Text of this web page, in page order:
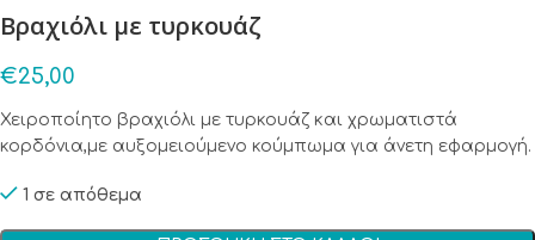
Βραχιόλι με τυρκουάζ
€25,00
Χειροποίητο βραχιόλι με τυρκουάζ και χρωματιστά
κορδόνια,με αυξομειούμενο κούμπωμα για άνετη εφαρμογή.
1 σε απόθεμα